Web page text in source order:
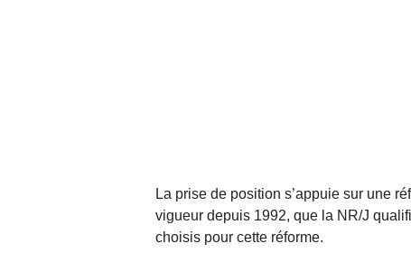
La prise de position s’appuie sur une
vigueur depuis 1992, que la NR/J
choisis pour cette réforme.